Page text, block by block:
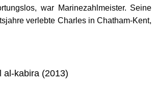
war Marinezahlmeister. Seine
verlebte Charles in Chatham-Kent,
al-kabira (2013)